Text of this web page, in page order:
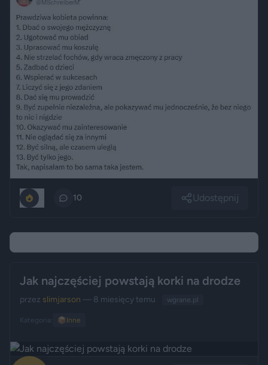
10 Udostępnij
Jak najczęściej powstają korki na drodze
przez slimjarson — 8 miesięcy temu wgrane.pl
Kategoria: 📦 Inne